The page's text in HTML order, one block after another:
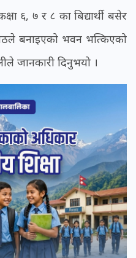
६, ७ र ८ का बिद्यार्थी बसेर
बनाइएको भवन भत्किएको
जानकारी दिनुभयो ।